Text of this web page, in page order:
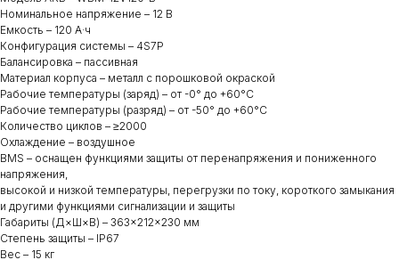
Номинальное напряжение – 12 В
Емкость – 120 А·ч
Конфигурация системы – 4S7P
Балансировка – пассивная
Материал корпуса – металл с порошковой окраской
Рабочие температуры (заряд) – от -0° до +60°С
Рабочие температуры (разряд) – от -50° до +60°С
Количество циклов – ≥2000
Охлаждение – воздушное
BMS – оснащен функциями защиты от перенапряжения и пониженного
напряжения,
высокой и низкой температуры, перегрузки по току, короткого замыкания
и другими функциями сигнализации и защиты
Габариты (Д×Ш×В) – 363×212×230 мм
Степень защиты – IP67
Вес – 15 кг
Политика обработки данных
OOO "БалтПроект"
2025. Все права Публичная оферта
Подписаться на новости